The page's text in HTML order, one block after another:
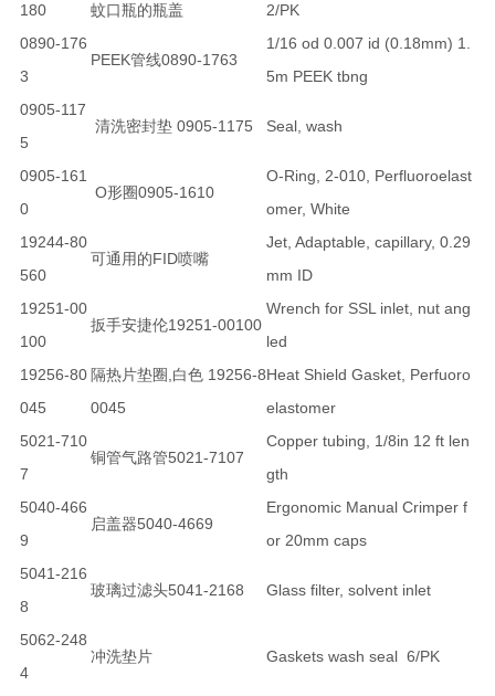
180
蚊口瓶的瓶盖
2/PK
0890-176
3
PEEK管线0890-1763
1/16 od 0.007 id (0.18mm) 1.
5m PEEK tbng
0905-117
5
清洗密封垫 0905-1175 Seal, wash
0905-161
0
O形圈0905-1610
O-Ring, 2-010, Perfluoroelast
omer, White
19244-80
560
可通用的FID喷嘴
Jet, Adaptable, capillary, 0.29
mm ID
19251-00
100
扳手安捷伦19251-00100
Wrench for SSL inlet, nut ang
led
19256-80
045
隔热片垫圈,白色 19256-8
0045
Heat Shield Gasket, Perfuoro
elastomer
5021-710
7
铜管气路管5021-7107
Copper tubing, 1/8in 12 ft len
gth
5040-466
9
启盖器5040-4669
Ergonomic Manual Crimper f
or 20mm caps
5041-216
8
玻璃过滤头5041-2168 Glass filter, solvent inlet
5062-248
4
冲洗垫片 Gaskets wash seal 6/PK